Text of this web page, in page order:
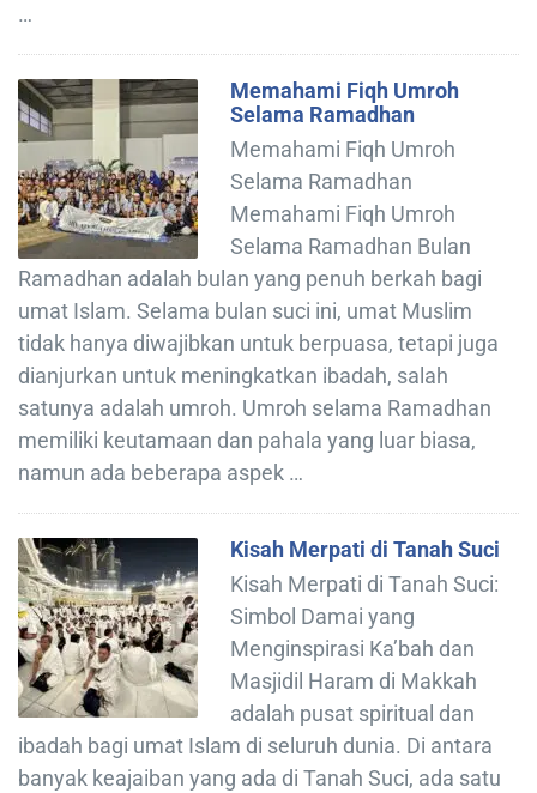
…
Memahami Fiqh Umroh
Selama Ramadhan
Memahami Fiqh Umroh
Selama Ramadhan
Memahami Fiqh Umroh
Selama Ramadhan Bulan
Ramadhan adalah bulan yang penuh berkah bagi
umat Islam. Selama bulan suci ini, umat Muslim
tidak hanya diwajibkan untuk berpuasa, tetapi juga
dianjurkan untuk meningkatkan ibadah, salah
satunya adalah umroh. Umroh selama Ramadhan
memiliki keutamaan dan pahala yang luar biasa,
namun ada beberapa aspek …
Kisah Merpati di Tanah Suci
Kisah Merpati di Tanah Suci:
Simbol Damai yang
Menginspirasi Ka’bah dan
Masjidil Haram di Makkah
adalah pusat spiritual dan
ibadah bagi umat Islam di seluruh dunia. Di antara
banyak keajaiban yang ada di Tanah Suci, ada satu